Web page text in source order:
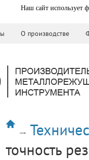
Наш сайт использует
О производстве
точность